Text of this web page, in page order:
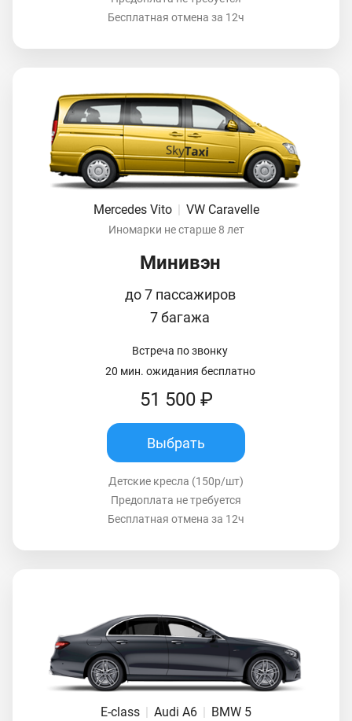
Бесплатная отмена за 12ч
Mercedes Vito VW Caravelle
Иномарки не старше 8 лет
Минивэн
до 7 пассажиров
7 багажа
Встреча по звонку
20 мин. ожидания бесплатно
51 500 ₽
Выбрать
Детские кресла (150р/шт)
Предоплата не требуется
Бесплатная отмена за 12ч
E-class | Audi A6 | BMW 5